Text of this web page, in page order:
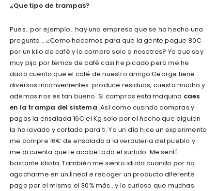
¿Que tipo de trampas?
Pues.. por ejemplo.. hay una empresa que se ha hecho una
pregunta… ¿Como hacemos para que la gente pague 80€
por un kilo de café y lo compre solo a nosotros? Yo que soy
muy pijo por temas de café casi he picado pero me he
dado cuenta que el café de nuestro amigo George tiene
diversos inconvenientes: produce residuos, cuesta mucho y
ademas nos es tan bueno. Si compras esta maquina caes
en la trampa del sistema. Así como cuando compras y
pagas la ensalada 16€ el Kg solo por el hecho que alguien
la ha lavado y cortado para ti. Yo un día hice un experimento
me compre 16€ de ensalada a la verduleria del pueblo y
me di cuenta que le acabé todo el surtido. Me sentí
bastante idiota. También me siento idiota cuando por no
agacharme en un lineal e recoger un producto diferente
pago por el mismo el 30% más.. y lo curioso que muchas